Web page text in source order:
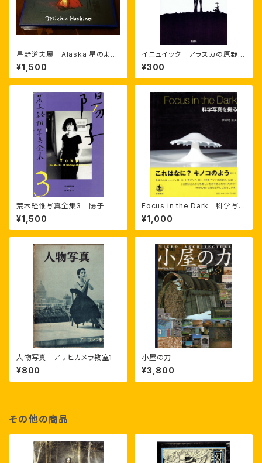
星野道夫展 Alaska 星のよう
な物語
¥1,500
イニュイック アラスカの原野を
旅する
¥300
荒木経惟写真全集3 陽子
¥1,500
Focus in the Dark 科学写
真を撮る
¥1,000
人物写真 アサヒカメラ教室1
¥800
小屋の力
¥3,800
その他の商品